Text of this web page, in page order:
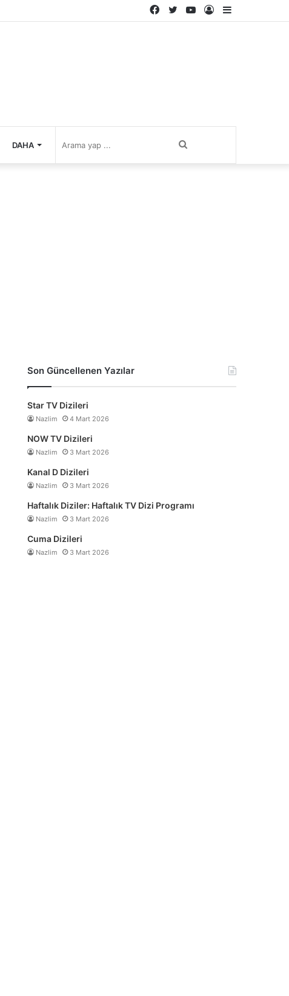
Kenar
Kayıt
YouTube
Twitter
Facebook
DAHA
Son Güncellenen Yazılar
Star TV Dizileri
Nazlim 4 Mart 2026
NOW TV Dizileri
Nazlim 3 Mart 2026
Kanal D Dizileri
Nazlim 3 Mart 2026
Haftalık Diziler: Haftalık TV Dizi Programı
Nazlim 3 Mart 2026
Cuma Dizileri
Nazlim 3 Mart 2026